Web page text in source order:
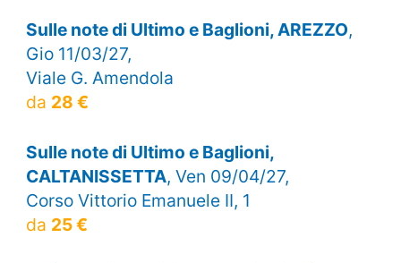
Sulle note di Ultimo e Baglioni, AREZZO,
Gio 11/03/27,
Viale G. Amendola
da 28 €
Sulle note di Ultimo e Baglioni,
CALTANISSETTA, Ven 09/04/27,
Corso Vittorio Emanuele II, 1
da 25 €